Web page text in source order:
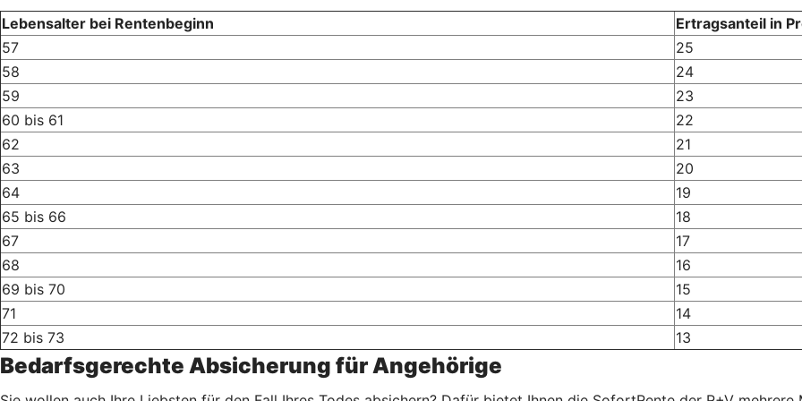
Lebensalter bei Rentenbeginn
Ertragsanteil in
57
25
58
24
59
23
60 bis 61
22
62
21
63
20
64
19
65 bis 66
18
67
17
68
16
69 bis 70
15
71
14
72 bis 73
13
Bedarfsgerechte Absicherung für Angehörige